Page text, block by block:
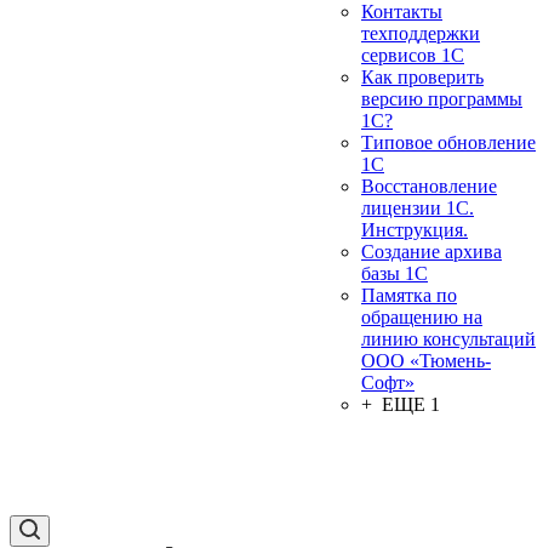
Контакты
техподдержки
сервисов 1С
Как проверить
версию программы
1С?
Типовое обновление
1С
Восстановление
лицензии 1С.
Инструкция.
Создание архива
базы 1С
Памятка по
обращению на
линию консультаций
ООО «Тюмень-
Софт»
+ ЕЩЕ 1